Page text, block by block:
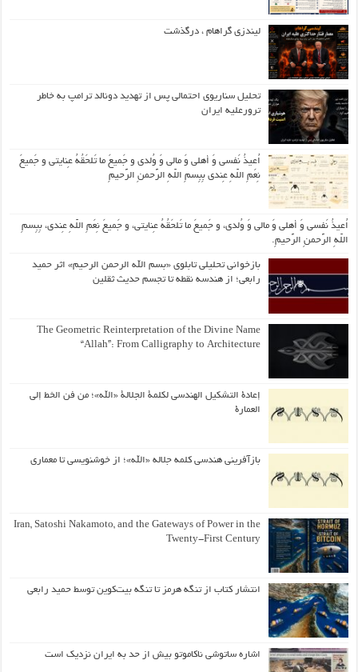
لیندزی گراهام ، درگذشت
تحلیل سناریوی احتمالی پس از تهدید دونالد ترامپ به خاطر
ترورعلیه ایران
اُعیذُ نَفسی وَ أهلی وَ مالی وَ وُلدی و جَمیعَ ما تَلحَقُهُ عِنایتی و جَمیعَ
نِعَمِ اللّهِ عِندی بِبِسمِ اللّهِ الرَّحمنِ الرَّحیمِ
اُعیذُ نَفسی وَ أهلی وَ مالی وَ وُلدی، و جَمیعَ ما تَلحَقُهُ عِنایتی، و جَمیعَ نِعَمِ اللّهِ عِندی، بِبِسمِ
اللّهِ الرَّحمنِ الرَّحیمِ.
بازخوانی تحلیلی تابلوی «بسم الله الرحمن الرحیم» اثر حمید
رابعی؛ از هندسه نقطه تا تجسم حدیث ثقلین
The Geometric Reinterpretation of the Divine Name
“Allah”: From Calligraphy to Architecture
إعادة التشكيل الهندسي لكلمة الجلالة «الله»؛ من فن الخط إلى
العمارة
بازآفرینی هندسی کلمه جلاله «الله»؛ از خوشنویسی تا معماری
Iran, Satoshi Nakamoto, and the Gateways of Power in the
Twenty-First Century
انتشار کتاب از تنگه هرمز تا تنگه بیت‌کوین توسط حمید رابعی
اشاره ساتوشی ناکاموتو بیش از حد به ایران نزدیک است